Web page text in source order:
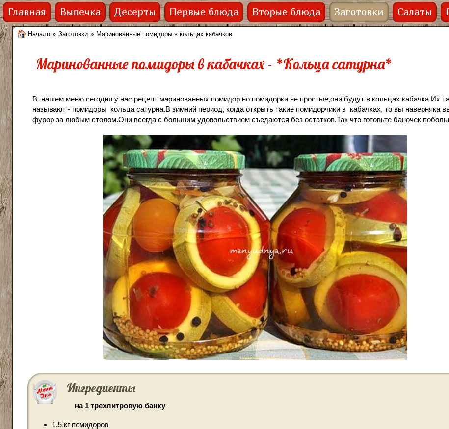
Главная Выпечка Десерты Первые блюда Вторые блюда Заготовки Салаты
Начало » Заготовки » Маринованные помидоры в кольцах кабачков
Маринованные помидоры в кабачках - *Кольца сатурна*
В нашем меню сегодня у нас рецепт маринованных помидор,но помидорки не простые,они будут в кольцах кабачка.Их
называют - помидоры кольца сатурна.В зимний период, когда открыть такие помидорчики в кабачках, то вы наверняка
фурор за любым столом.Они всегда с большим удовольствием съедаются без остатков.Так что готовьте баночек
Ингредиенты
на 1 трехлитровую банку
1,5 кг помидоров